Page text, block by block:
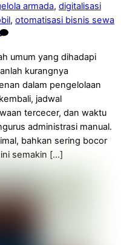
armada, digitalisasi
, otomatisasi bisnis sewa
umum yang dihadapi
kurangnya
dalam pengelolaan
jadwal
tercecer, dan waktu
administrasi manual.
bahkan sering bocor
semakin […]